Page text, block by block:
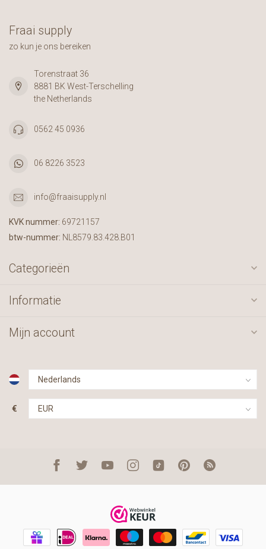
Fraai supply
zo kun je ons bereiken
Torenstraat 36
8881 BK West-Terschelling
the Netherlands
0562 45 0936
06 8226 3523
info@fraaisupply.nl
KVK nummer: 69721157
btw-nummer: NL8579.83.428.B01
Categorieën
Informatie
Mijn account
€